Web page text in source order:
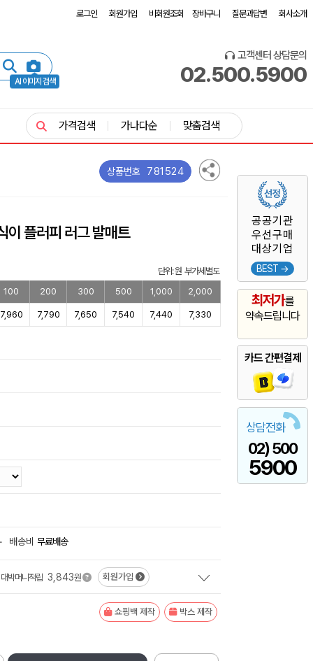
로그인 회원가입 비회원조회 장바구니 질문과답변 회사소개
AI 이미지 검색
고객센터 상담문의
02.500.5900
공공기관
우선구매
대상기업
BEST →
최저가를
약속드립니다
카드 간편결제
상담전화
02) 500
5900
가격검색 가나다순 맞춤검색
상품번호 781524
플러피 러그 발매트
단위: 원 부가세별도
100
200 300 500 1,000 2,000
7,960 7,790 7,650 7,540 7,440 7,330
배송비 무료배송
대박머니적립 3,843원 회원가입
쇼핑백 제작 박스 제작